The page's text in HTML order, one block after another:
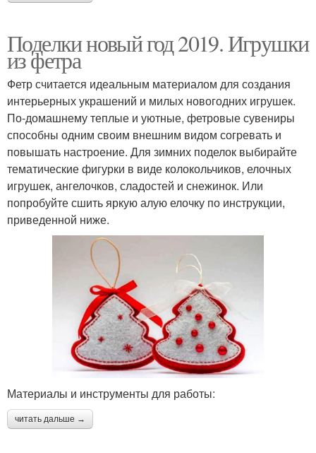
Поделки новый год 2019. Игрушки
из фетра
Фетр считается идеальным материалом для создания
интерьерных украшений и милых новогодних игрушек.
По-домашнему теплые и уютные, фетровые сувениры
способны одним своим внешним видом согревать и
повышать настроение. Для зимних поделок выбирайте
тематические фигурки в виде колокольчиков, елочных
игрушек, ангелочков, сладостей и снежинок. Или
попробуйте сшить яркую алую елочку по инструкции,
приведенной ниже.
Материалы и инструменты для работы:
читать дальше →